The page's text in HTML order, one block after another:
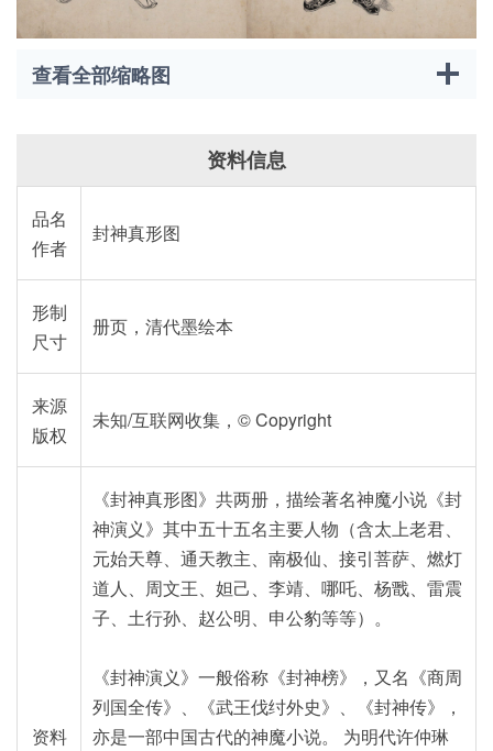
查看全部缩略图
资料信息
品名
作者
封神真形图
形制
尺寸
册页，清代墨绘本
来源
版权
未知/互联网收集，© Copyright
资料
《封神真形图》共两册，描绘著名神魔小说《封
神演义》其中五十五名主要人物（含太上老君、
元始天尊、通天教主、南极仙、接引菩萨、燃灯
道人、周文王、妲己、李靖、哪吒、杨戬、雷震
子、土行孙、赵公明、申公豹等等）。
《封神演义》一般俗称《封神榜》，又名《商周
列国全传》、《武王伐纣外史》、《封神传》，
亦是一部中国古代的神魔小说。 为明代许仲琳